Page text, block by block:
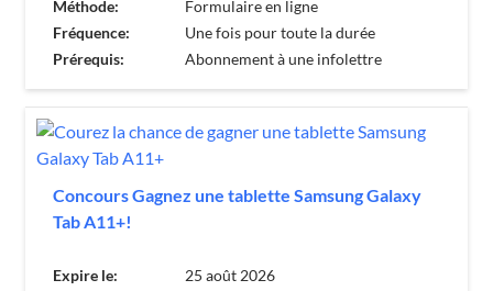
Méthode:
Formulaire en ligne
Fréquence:
Une fois pour toute la durée
Prérequis:
Abonnement à une infolettre
Concours Gagnez une tablette Samsung Galaxy
Tab A11+!
Expire le:
25 août 2026